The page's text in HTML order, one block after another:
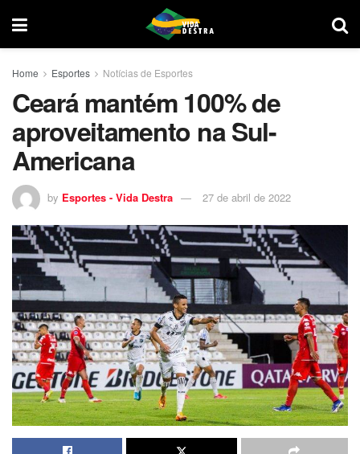
Home Esportes Notícias de Esportes
Ceará mantém 100% de
aproveitamento na Sul-
Americana
by Esportes - Vida Destra 27 de abril de 2022